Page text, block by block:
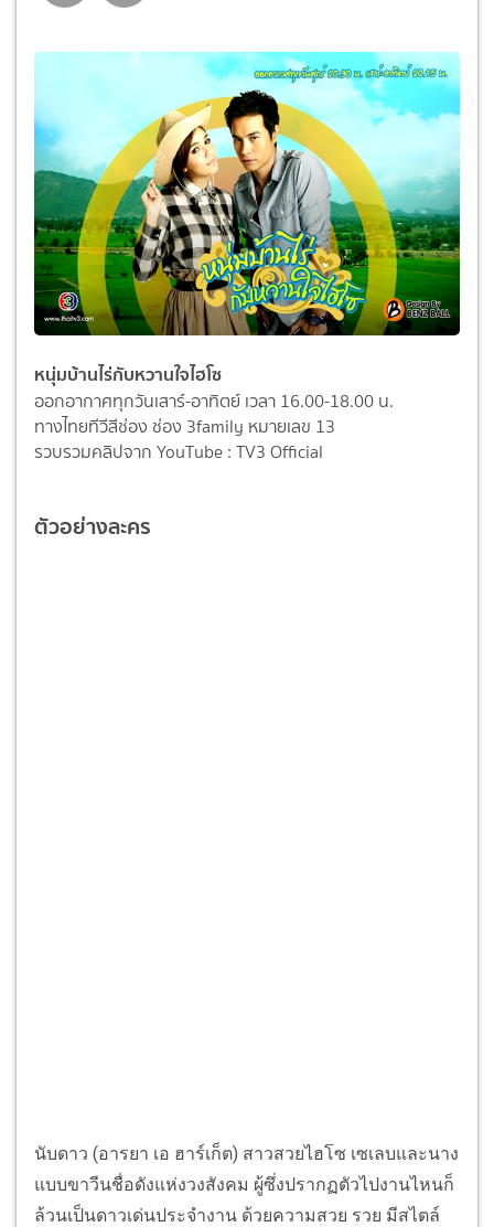
หนุ่มบ้านไร่กับหวานใจไฮโซ
ออกอากาศทุกวันเสาร์-อาทิตย์ เวลา 16.00-18.00 น.
ทางไทยทีวีสีช่อง ช่อง 3family หมายเลข 13
รวบรวมคลิปจาก YouTube : TV3 Official
ตัวอย่างละคร
นับดาว (อารยา เอ ฮาร์เก็ต) สาวสวยไฮโซ เซเลบและนาง
แบบขาวีนชื่อดังแห่งวงสังคม ผู้ซึ่งปรากฏตัวไปงานไหนก็
ล้วนเป็นดาวเด่นประจำงาน ด้วยความสวย รวย มีสไตล์